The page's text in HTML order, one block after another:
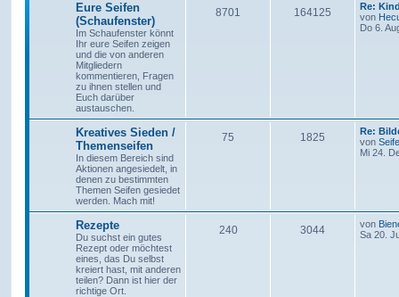
Eure Seifen
(Schaufenster)
Im Schaufenster könnt
Ihr eure Seifen zeigen
und die von anderen
Mitgliedern
kommentieren, Fragen
zu ihnen stellen und
Euch darüber
austauschen.
8701 164125
Re:
von
Do 6.
Kreatives Sieden /
Themenseifen
In diesem Bereich sind
Aktionen angesiedelt, in
denen zu bestimmten
Themen Seifen gesiedet
werden. Mach mit!
75 1825
Re:
von
Mi 24.
Rezepte
Du suchst ein gutes
Rezept oder möchtest
eines, das Du selbst
kreiert hast, mit anderen
teilen? Dann ist hier der
richtige Ort.
240 3044 von
Sa 20.